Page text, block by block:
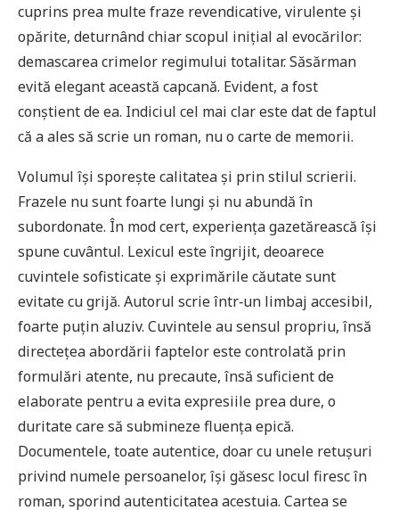
cuprins prea multe fraze revendicative, virulente şi
opărite, deturnând chiar scopul iniţial al evocărilor:
demascarea crimelor regimului totalitar. Săsărman
evită elegant această capcană. Evident, a fost
conştient de ea. Indiciul cel mai clar este dat de faptul
că a ales să scrie un roman, nu o carte de memorii.
Volumul îşi sporeşte calitatea şi prin stilul scrierii.
Frazele nu sunt foarte lungi şi nu abundă în
subordonate. În mod cert, experienţa gazetărească îşi
spune cuvântul. Lexicul este îngrijit, deoarece
cuvintele sofisticate şi exprimările căutate sunt
evitate cu grijă. Autorul scrie într‑un limbaj accesibil,
foarte puţin aluziv. Cuvintele au sensul propriu, însă
directeţea abordării faptelor este controlată prin
formulări atente, nu precaute, însă suficient de
elaborate pentru a evita expresiile prea dure, o
duritate care să submineze fluenţa epică.
Documentele, toate autentice, doar cu unele retuşuri
privind numele persoanelor, îşi găsesc locul firesc în
roman, sporind autenticitatea acestuia. Cartea se